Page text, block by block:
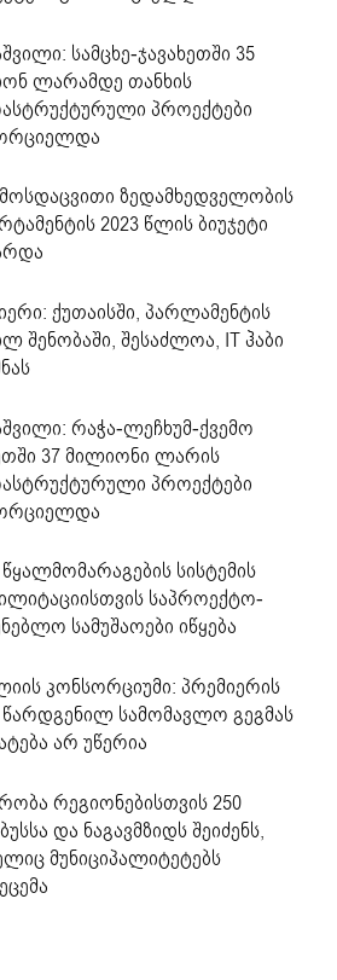
სამცხე-ჯავახეთში 35
ლარამდე თანხის
პროექტები
ზედამხედველობის
2023 წლის ბიუჯეტი
ქუთაისში, პარლამენტის
შენობაში, შესაძლოა, IT ჰაბი
რაჭა-ლეჩხუმ-ქვემო
37 მილიონი ლარის
პროექტები
სისტემის
საპროექტო-
სამუშაოები იწყება
კონსორციუმი: პრემიერის
სამომავლო გეგმას
არ უწერია
რეგიონებისთვის 250
და ნაგავმზიდს შეიძენს,
მუნიციპალიტეტებს